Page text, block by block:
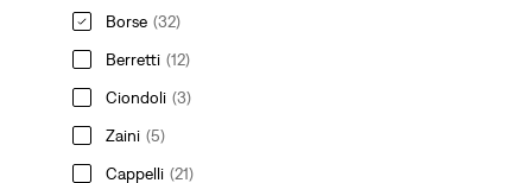
Borse (32)
Berretti (12)
Ciondoli (3)
Zaini (5)
Cappelli (21)